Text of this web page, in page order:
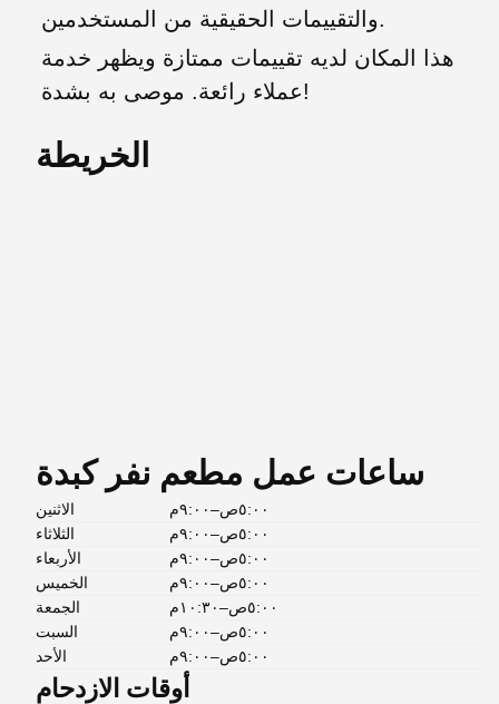
والتقييمات الحقيقية من المستخدمين.
هذا المكان لديه تقييمات ممتازة ويظهر خدمة
عملاء رائعة. موصى به بشدة!
الخريطة
ساعات عمل مطعم نفر كبدة
الاثنين
٥:٠٠ص–٩:٠٠م
الثلاثاء
٥:٠٠ص–٩:٠٠م
الأربعاء
٥:٠٠ص–٩:٠٠م
الخميس
٥:٠٠ص–٩:٠٠م
الجمعة
٥:٠٠ص–١٠:٣٠م
السبت
٥:٠٠ص–٩:٠٠م
الأحد
٥:٠٠ص–٩:٠٠م
أوقات الازدحام